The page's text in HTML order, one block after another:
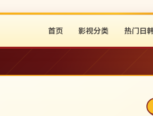
首页 影视分类 热门日